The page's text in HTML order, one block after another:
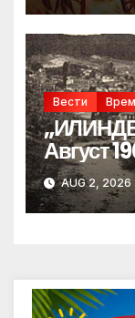
Вести
Август
AUG 2, 2026